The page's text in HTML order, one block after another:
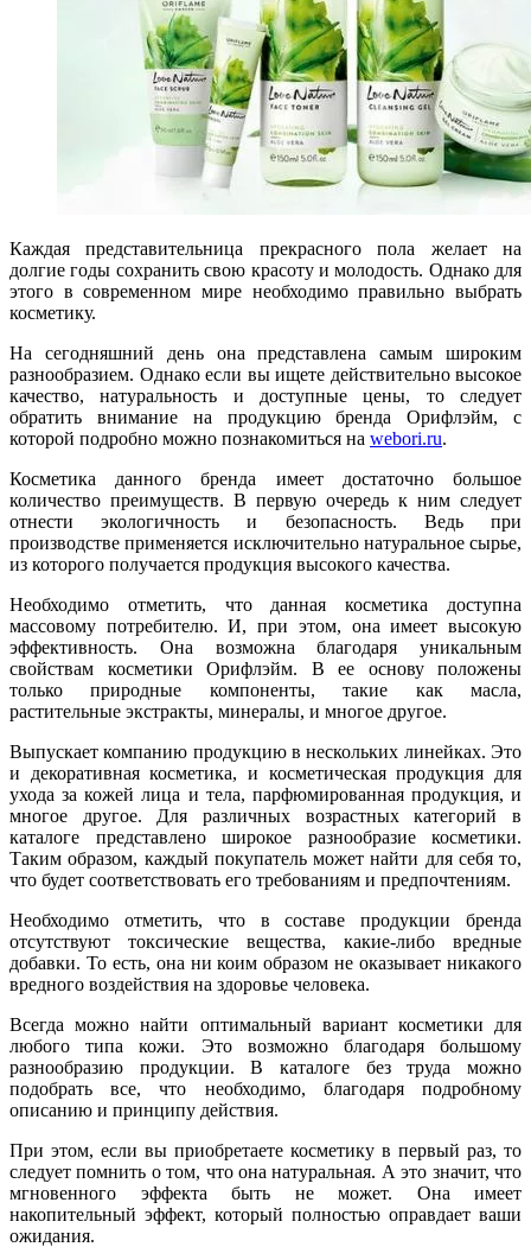
Каждая представительница прекрасного пола желает на
долгие годы сохранить свою красоту и молодость. Однако для
этого в современном мире необходимо правильно выбрать
косметику.
На сегодняшний день она представлена самым широким
разнообразием. Однако если вы ищете действительно высокое
качество, натуральность и доступные цены, то следует
обратить внимание на продукцию бренда Орифлэйм, с
которой подробно можно познакомиться на webori.ru.
Косметика данного бренда имеет достаточно большое
количество преимуществ. В первую очередь к ним следует
отнести экологичность и безопасность. Ведь при
производстве применяется исключительно натуральное сырье,
из которого получается продукция высокого качества.
Необходимо отметить, что данная косметика доступна
массовому потребителю. И, при этом, она имеет высокую
эффективность. Она возможна благодаря уникальным
свойствам косметики Орифлэйм. В ее основу положены
только природные компоненты, такие как масла,
растительные экстракты, минералы, и многое другое.
Выпускает компанию продукцию в нескольких линейках. Это
и декоративная косметика, и косметическая продукция для
ухода за кожей лица и тела, парфюмированная продукция, и
многое другое. Для различных возрастных категорий в
каталоге представлено широкое разнообразие косметики.
Таким образом, каждый покупатель может найти для себя то,
что будет соответствовать его требованиям и предпочтениям.
Необходимо отметить, что в составе продукции бренда
отсутствуют токсические вещества, какие-либо вредные
добавки. То есть, она ни коим образом не оказывает никакого
вредного воздействия на здоровье человека.
Всегда можно найти оптимальный вариант косметики для
любого типа кожи. Это возможно благодаря большому
разнообразию продукции. В каталоге без труда можно
подобрать все, что необходимо, благодаря подробному
описанию и принципу действия.
При этом, если вы приобретаете косметику в первый раз, то
следует помнить о том, что она натуральная. А это значит, что
мгновенного эффекта быть не может. Она имеет
накопительный эффект, который полностью оправдает ваши
ожидания.